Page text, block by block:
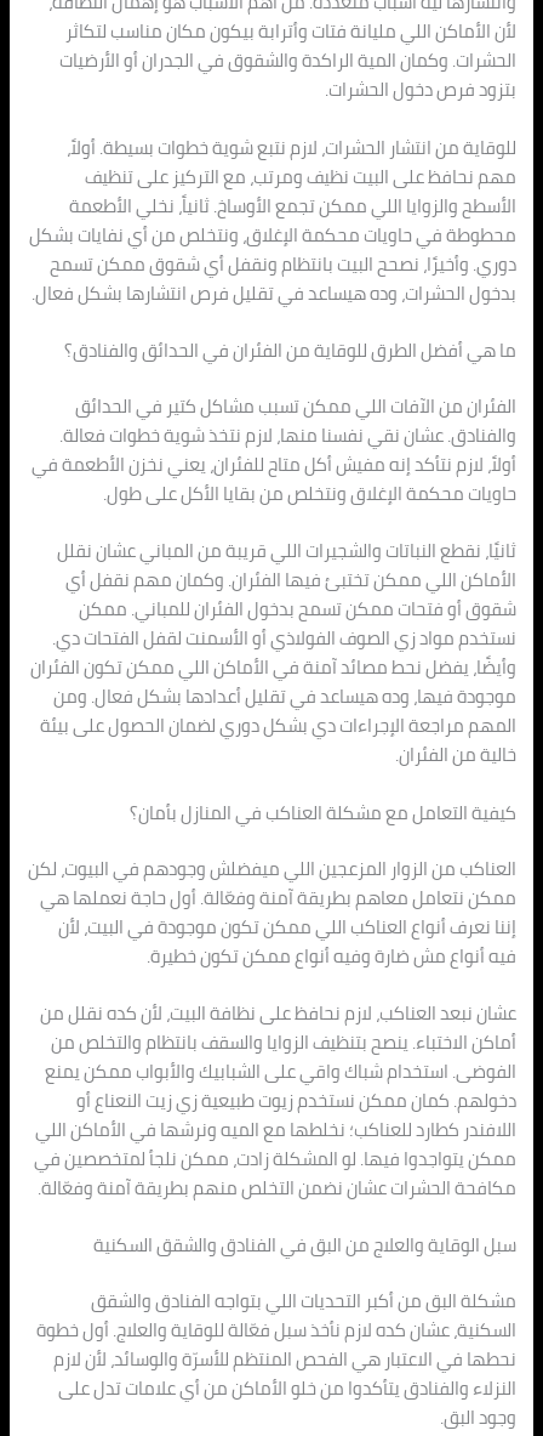
لأن الأماكن اللي مليانة فتات وأترابة بيكون مكان مناسب لتكاثر
الحشرات. وكمان المية الراكدة والشقوق في الجدران أو الأرضيات
بتزود فرص دخول الحشرات.
للوقاية من انتشار الحشرات، لازم نتبع شوية خطوات بسيطة. أولاً،
مهم نحافظ على البيت نظيف ومرتب، مع التركيز على تنظيف
الأسطح والزوايا اللي ممكن تجمع الأوساخ. ثانياً، نخلي الأطعمة
محطوطة في حاويات محكمة الإغلاق، ونتخلص من أي نفايات بشكل
دوري. وأخيرًا، نصحح البيت بانتظام ونقفل أي شقوق ممكن تسمح
بدخول الحشرات، وده هيساعد في تقليل فرص انتشارها بشكل فعال.
ما هي أفضل الطرق للوقاية من الفئران في الحدائق والفنادق؟
الفئران من الآفات اللي ممكن تسبب مشاكل كتير في الحدائق
والفنادق. عشان نقي نفسنا منها، لازم نتخذ شوية خطوات فعالة.
أولاً، لازم نتأكد إنه مفيش أكل متاح للفئران، يعني نخزن الأطعمة في
حاويات محكمة الإغلاق ونتخلص من بقايا الأكل على طول.
ثانيًا، نقطع النباتات والشجيرات اللي قريبة من المباني عشان نقلل
الأماكن اللي ممكن تختبئ فيها الفئران. وكمان مهم نقفل أي
شقوق أو فتحات ممكن تسمح بدخول الفئران للمباني. ممكن
نستخدم مواد زي الصوف الفولاذي أو الأسمنت لقفل الفتحات دي.
وأيضًا، يفضل نحط مصائد آمنة في الأماكن اللي ممكن تكون الفئران
موجودة فيها، وده هيساعد في تقليل أعدادها بشكل فعال. ومن
المهم مراجعة الإجراءات دي بشكل دوري لضمان الحصول على بيئة
خالية من الفئران.
كيفية التعامل مع مشكلة العناكب في المنازل بأمان؟
العناكب من الزوار المزعجين اللي ميفضلش وجودهم في البيوت، لكن
ممكن نتعامل معاهم بطريقة آمنة وفعّالة. أول حاجة نعملها هي
إننا نعرف أنواع العناكب اللي ممكن تكون موجودة في البيت، لأن
فيه أنواع مش ضارة وفيه أنواع ممكن تكون خطيرة.
عشان نبعد العناكب، لازم نحافظ على نظافة البيت، لأن كده نقلل من
أماكن الاختباء. ينصح بتنظيف الزوايا والسقف بانتظام والتخلص من
الفوضى. استخدام شباك واقي على الشبابيك والأبواب ممكن يمنع
دخولهم. كمان ممكن نستخدم زيوت طبيعية زي زيت النعناع أو
اللافندر كطارد للعناكب؛ نخلطها مع الميه ونرشها في الأماكن اللي
ممكن يتواجدوا فيها. لو المشكلة زادت، ممكن نلجأ لمتخصصين في
مكافحة الحشرات عشان نضمن التخلص منهم بطريقة آمنة وفعّالة.
سبل الوقاية والعلاج من البق في الفنادق والشقق السكنية
مشكلة البق من أكبر التحديات اللي بتواجه الفنادق والشقق
السكنية، عشان كده لازم نأخذ سبل فعّالة للوقاية والعلاج. أول خطوة
نحطها في الاعتبار هي الفحص المنتظم للأسرّة والوسائد، لأن لازم
النزلاء والفنادق يتأكدوا من خلو الأماكن من أي علامات تدل على
وجود البق.